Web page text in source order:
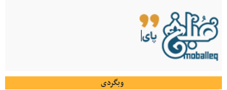
وبگردی